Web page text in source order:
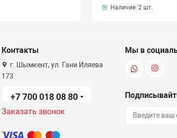
Наличие: 2 шт.
Контакты
г. Шымкент, ул. Гани Иляева
173
+7 700 018 08 80
Заказать звонок
Мы в